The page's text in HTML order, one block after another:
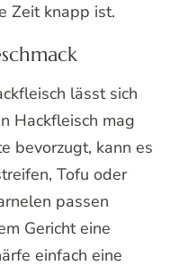
Zeit knapp ist.
lässt sich
Hackfleisch mag
bevorzugt, kann es
Tofu oder
passen
Gericht eine
einfach eine